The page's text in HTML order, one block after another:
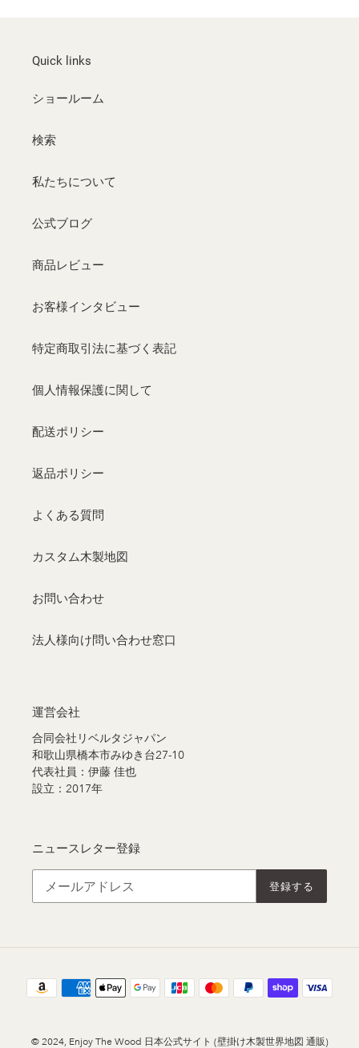
Quick links
ショールーム
検索
私たちについて
公式ブログ
商品レビュー
お客様インタビュー
特定商取引法に基づく表記
個人情報保護に関して
配送ポリシー
返品ポリシー
よくある質問
カスタム木製地図
お問い合わせ
法人様向け問い合わせ窓口
運営会社
合同会社リベルタジャパン
和歌山県橋本市みゆき台27-10
代表社員：伊藤 佳也
設立：2017年
ニュースレター登録
登録する
決
済
© 2024, Enjoy The Wood 日本公式サイト (壁掛け木製世界地図 通販)